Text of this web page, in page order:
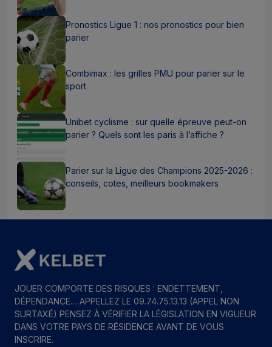
Pronostics Ligue 1 : nos pronostics pour bien
parier
Combimax : les grilles PMU pour parier sur le
sport
Unibet cyclisme : sur quelle épreuve peut-on
parier ? Quels sont les paris à l’affiche ?
Parier sur la Ligue des Champions 2025-2026 :
conseils, cotes, meilleurs bookmakers
JOUER COMPORTE DES RISQUES : ENDETTEMENT,
DÉPENDANCE… APPELLEZ LE 09.74.75.13.13 (APPEL NON
SURTAXÉ) PENSEZ À VÉRIFIER LA LÉGISLATION EN VIGUEUR
DANS VOTRE PAYS DE RÉSIDENCE AVANT DE VOUS
INSCRIRE.